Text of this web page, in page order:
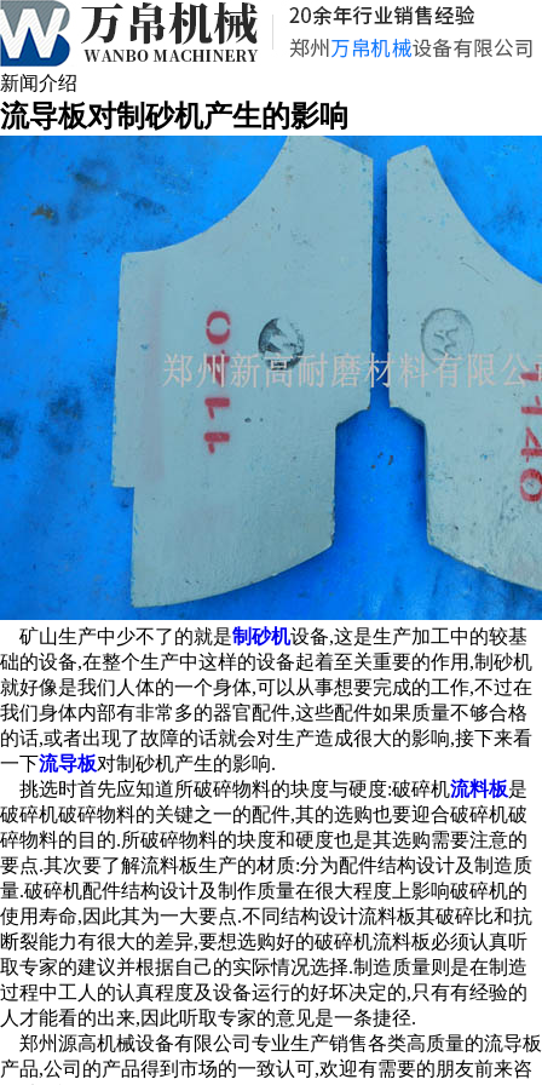
新闻介绍
流导板对制砂机产生的影响
矿山生产中少不了的就是制砂机设备,这是生产加工中的较基
础的设备,在整个生产中这样的设备起着至关重要的作用,制砂机
就好像是我们人体的一个身体,可以从事想要完成的工作,不过在
我们身体内部有非常多的器官配件,这些配件如果质量不够合格
的话,或者出现了故障的话就会对生产造成很大的影响,接下来看
一下流导板对制砂机产生的影响.
挑选时首先应知道所破碎物料的块度与硬度:破碎机流料板是
破碎机破碎物料的关键之一的配件,其的选购也要迎合破碎机破
碎物料的目的.所破碎物料的块度和硬度也是其选购需要注意的
要点.其次要了解流料板生产的材质:分为配件结构设计及制造质
量.破碎机配件结构设计及制作质量在很大程度上影响破碎机的
使用寿命,因此其为一大要点.不同结构设计流料板其破碎比和抗
断裂能力有很大的差异,要想选购好的破碎机流料板必须认真听
取专家的建议并根据自己的实际情况选择.制造质量则是在制造
过程中工人的认真程度及设备运行的好坏决定的,只有有经验的
人才能看的出来,因此听取专家的意见是一条捷径.
郑州源高机械设备有限公司专业生产销售各类高质量的流导板
产品,公司的产品得到市场的一致认可,欢迎有需要的朋友前来咨